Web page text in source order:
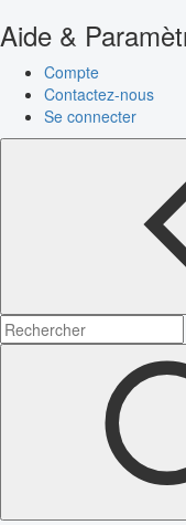
Aide &
Compte
Contactez-nous
Se connecter